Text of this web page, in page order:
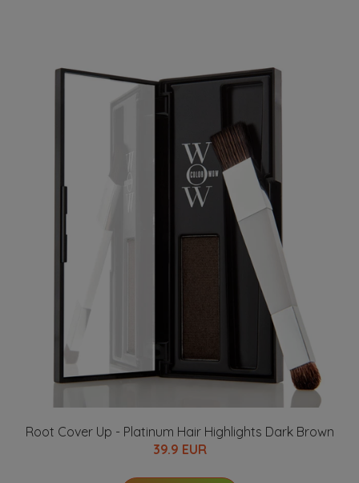
Root Cover Up - Platinum Hair Highlights Dark Brown
39.9 EUR